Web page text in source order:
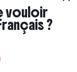
vouloir
?